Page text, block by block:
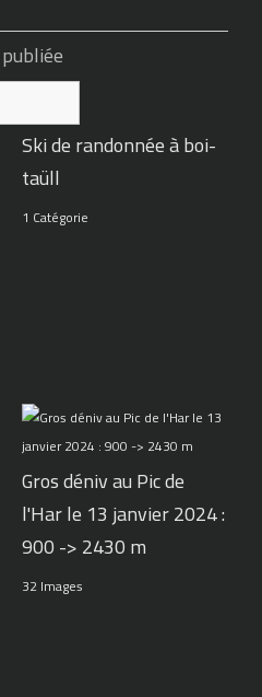
Ski de randonnée à boi-
taüll
1 Catégorie
Gros déniv au Pic de
l'Har le 13 janvier 2024 :
900 -> 2430 m
32 Images